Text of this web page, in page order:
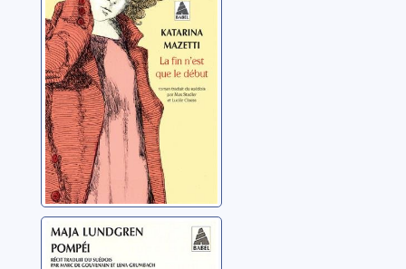
Mazetti, Katarina
Pompéi: récit